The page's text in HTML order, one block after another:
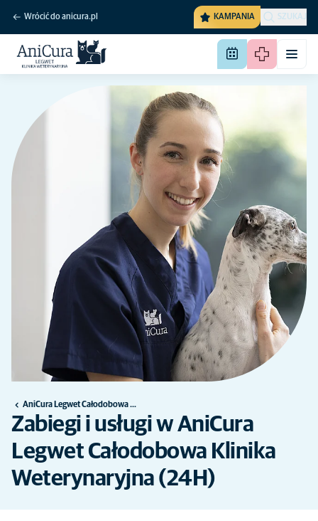
Wrócić do anicura.pl KAMPANIA SZUKAJ
AniCura Legwet Całodobowa Klinika Weterynaryjna (24H)
Zabiegi i usługi w AniCura
Legwet Całodobowa Klinika
Weterynaryjna (24H)